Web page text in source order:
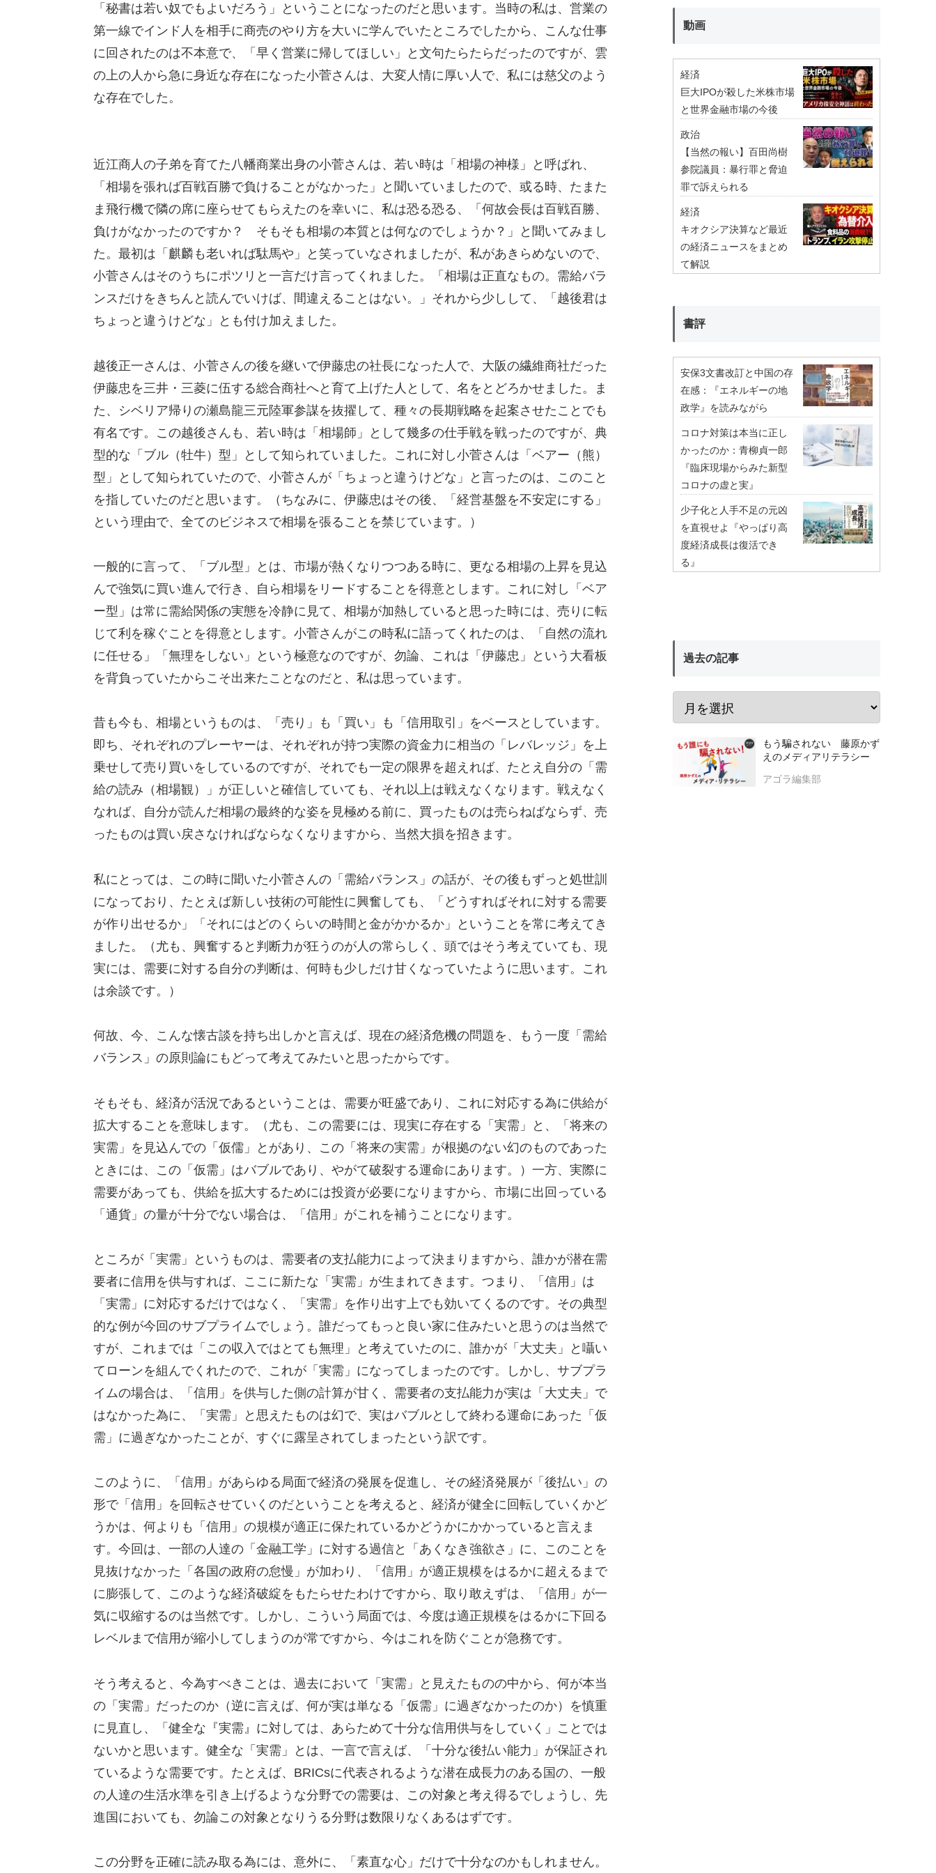
「秘書は若い奴でもよいだろう」ということになったのだと思います。当時の私は、営業の
第一線でインド人を相手に商売のやり方を大いに学んでいたところでしたから、こんな仕事
に回されたのは不本意で、「早く営業に帰してほしい」と文句たらたらだったのですが、雲
の上の人から急に身近な存在になった小菅さんは、大変人情に厚い人で、私には慈父のよう
な存在でした。
近江商人の子弟を育てた八幡商業出身の小菅さんは、若い時は「相場の神様」と呼ばれ、
「相場を張れば百戦百勝で負けることがなかった」と聞いていましたので、或る時、たまた
ま飛行機で隣の席に座らせてもらえたのを幸いに、私は恐る恐る、「何故会長は百戦百勝、
負けがなかったのですか？ そもそも相場の本質とは何なのでしょうか？」と聞いてみまし
た。最初は「麒麟も老いれば駄馬や」と笑っていなされましたが、私があきらめないので、
小菅さんはそのうちにポツリと一言だけ言ってくれました。「相場は正直なもの。需給バラ
ンスだけをきちんと読んでいけば、間違えることはない。」それから少しして、「越後君は
ちょっと違うけどな」とも付け加えました。
越後正一さんは、小菅さんの後を継いで伊藤忠の社長になった人で、大阪の繊維商社だった
伊藤忠を三井・三菱に伍する総合商社へと育て上げた人として、名をとどろかせました。ま
た、シベリア帰りの瀬島龍三元陸軍参謀を抜擢して、種々の長期戦略を起案させたことでも
有名です。この越後さんも、若い時は「相場師」として幾多の仕手戦を戦ったのですが、典
型的な「ブル（牡牛）型」として知られていました。これに対し小菅さんは「ベアー（熊）
型」として知られていたので、小菅さんが「ちょっと違うけどな」と言ったのは、このこと
を指していたのだと思います。（ちなみに、伊藤忠はその後、「経営基盤を不安定にする」
という理由で、全てのビジネスで相場を張ることを禁じています。）
一般的に言って、「ブル型」とは、市場が熱くなりつつある時に、更なる相場の上昇を見込
んで強気に買い進んで行き、自ら相場をリードすることを得意とします。これに対し「ベア
ー型」は常に需給関係の実態を冷静に見て、相場が加熱していると思った時には、売りに転
じて利を稼ぐことを得意とします。小菅さんがこの時私に語ってくれたのは、「自然の流れ
に任せる」「無理をしない」という極意なのですが、勿論、これは「伊藤忠」という大看板
を背負っていたからこそ出来たことなのだと、私は思っています。
昔も今も、相場というものは、「売り」も「買い」も「信用取引」をベースとしています。
即ち、それぞれのプレーヤーは、それぞれが持つ実際の資金力に相当の「レバレッジ」を上
乗せして売り買いをしているのですが、それでも一定の限界を超えれば、たとえ自分の「需
給の読み（相場観）」が正しいと確信していても、それ以上は戦えなくなります。戦えなく
なれば、自分が読んだ相場の最終的な姿を見極める前に、買ったものは売らねばならず、売
ったものは買い戻さなければならなくなりますから、当然大損を招きます。
私にとっては、この時に聞いた小菅さんの「需給バランス」の話が、その後もずっと処世訓
になっており、たとえば新しい技術の可能性に興奮しても、「どうすればそれに対する需要
が作り出せるか」「それにはどのくらいの時間と金がかかるか」ということを常に考えてき
ました。（尤も、興奮すると判断力が狂うのが人の常らしく、頭ではそう考えていても、現
実には、需要に対する自分の判断は、何時も少しだけ甘くなっていたように思います。これ
は余談です。）
何故、今、こんな懐古談を持ち出しかと言えば、現在の経済危機の問題を、もう一度「需給
バランス」の原則論にもどって考えてみたいと思ったからです。
そもそも、経済が活況であるということは、需要が旺盛であり、これに対応する為に供給が
拡大することを意味します。（尤も、この需要には、現実に存在する「実需」と、「将来の
実需」を見込んでの「仮儒」とがあり、この「将来の実需」が根拠のない幻のものであった
ときには、この「仮需」はバブルであり、やがて破裂する運命にあります。）一方、実際に
需要があっても、供給を拡大するためには投資が必要になりますから、市場に出回っている
「通貨」の量が十分でない場合は、「信用」がこれを補うことになります。
ところが「実需」というものは、需要者の支払能力によって決まりますから、誰かが潜在需
要者に信用を供与すれば、ここに新たな「実需」が生まれてきます。つまり、「信用」は
「実需」に対応するだけではなく、「実需」を作り出す上でも効いてくるのです。その典型
的な例が今回のサブプライムでしょう。誰だってもっと良い家に住みたいと思うのは当然で
すが、これまでは「この収入ではとても無理」と考えていたのに、誰かが「大丈夫」と囁い
てローンを組んでくれたので、これが「実需」になってしまったのです。しかし、サブプラ
イムの場合は、「信用」を供与した側の計算が甘く、需要者の支払能力が実は「大丈夫」で
はなかった為に、「実需」と思えたものは幻で、実はバブルとして終わる運命にあった「仮
需」に過ぎなかったことが、すぐに露呈されてしまったという訳です。
このように、「信用」があらゆる局面で経済の発展を促進し、その経済発展が「後払い」の
形で「信用」を回転させていくのだということを考えると、経済が健全に回転していくかど
うかは、何よりも「信用」の規模が適正に保たれているかどうかにかかっていると言えま
す。今回は、一部の人達の「金融工学」に対する過信と「あくなき強欲さ」に、このことを
見抜けなかった「各国の政府の怠慢」が加わり、「信用」が適正規模をはるかに超えるまで
に膨張して、このような経済破綻をもたらせたわけですから、取り敢えずは、「信用」が一
気に収縮するのは当然です。しかし、こういう局面では、今度は適正規模をはるかに下回る
レベルまで信用が縮小してしまうのが常ですから、今はこれを防ぐことが急務です。
そう考えると、今為すべきことは、過去において「実需」と見えたものの中から、何が本当
の「実需」だったのか（逆に言えば、何が実は単なる「仮需」に過ぎなかったのか）を慎重
に見直し、「健全な『実需』に対しては、あらためて十分な信用供与をしていく」ことでは
ないかと思います。健全な「実需」とは、一言で言えば、「十分な後払い能力」が保証され
ているような需要です。たとえば、BRICsに代表されるような潜在成長力のある国の、一般
の人達の生活水準を引き上げるような分野での需要は、この対象と考え得るでしょうし、先
進国においても、勿論この対象となりうる分野は数限りなくあるはずです。
この分野を正確に読み取る為には、意外に、「素直な心」だけで十分なのかもしれません。
動画
経済
巨大IPOが殺した米株市場
と世界金融市場の今後
政治
【当然の報い】百田尚樹
参院議員：暴行罪と脅迫
罪で訴えられる
経済
キオクシア決算など最近
の経済ニュースをまとめ
て解説
書評
安保3文書改訂と中国の存
在感：『エネルギーの地
政学』を読みながら
コロナ対策は本当に正し
かったのか：青柳貞一郎
『臨床現場からみた新型
コロナの虚と実』
少子化と人手不足の元凶
を直視せよ『やっぱり高
度経済成長は復活でき
る』
過去の記事
もう騙されない 藤原かず
えのメディアリテラシー
アゴラ編集部